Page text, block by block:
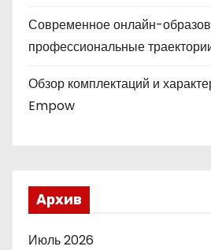
Современное онлайн-
профессиональные
Обзор комплектаций и
Empow
Архив
Июль 2026